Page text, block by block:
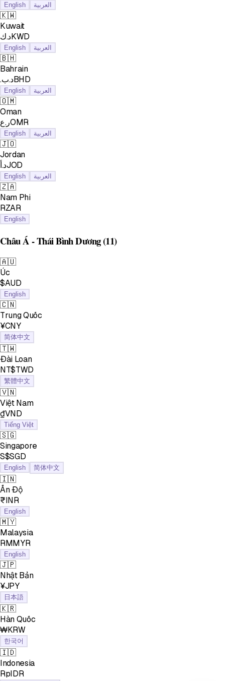
English العربية
🇰🇼
Kuwait
د.كKWD
English العربية
🇧🇭
Bahrain
.د.بBHD
English العربية
🇴🇲
Oman
ر.عOMR
English العربية
🇯🇴
Jordan
د.أJOD
English العربية
🇿🇦
Nam Phi
RZAR
English
Châu Á - Thái Bình Dương(11)
🇦🇺
Úc
$AUD
English
🇨🇳
Trung Quốc
¥CNY
简体中文
🇹🇼
Đài Loan
NT$TWD
繁體中文
🇻🇳
Việt Nam
₫VND
Tiếng Việt
🇸🇬
Singapore
S$SGD
English 简体中文
🇮🇳
Ấn Độ
₹INR
English
🇲🇾
Malaysia
RMMYR
English
🇯🇵
Nhật Bản
¥JPY
日本語
🇰🇷
Hàn Quốc
₩KRW
한국어
🇮🇩
Indonesia
RpIDR